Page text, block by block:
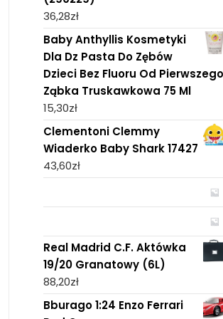
36,28zł
Baby Anthyllis Kosmetyki
Dla Dz Pasta Do Zębów
Dzieci Bez Fluoru Od Pierwszego
Ząbka Truskawkowa 75 Ml
15,30zł
Clementoni Clemmy
Wiaderko Baby Shark 17427
43,60zł
Real Madrid C.F. Aktówka
19/20 Granatowy (6L)
88,20zł
Bburago 1:24 Enzo Ferrari